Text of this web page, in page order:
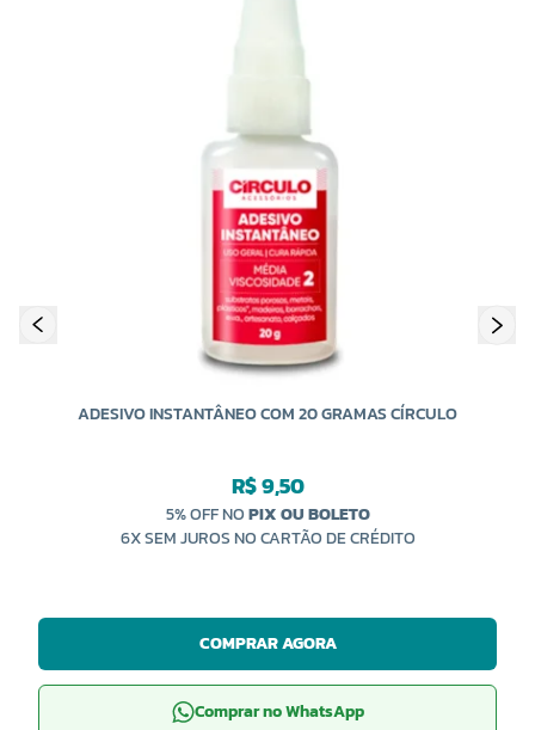
ADESIVO INSTANTÂNEO COM 20 GRAMAS CÍRCULO
R$ 9,50
5% OFF NOPIX OU BOLETO
6X SEM JUROS NO CARTÃO DE CRÉDITO
COMPRAR AGORA
Comprar no WhatsApp